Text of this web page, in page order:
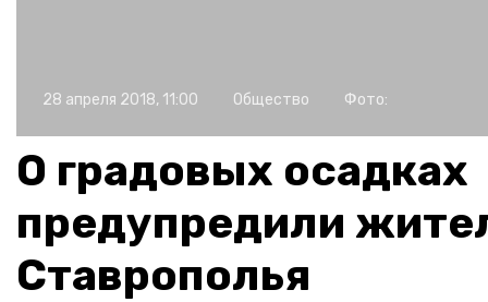
28 апреля 2018, 11:00 Общество Фото:
О градовых осадках
предупредили
Ставрополья